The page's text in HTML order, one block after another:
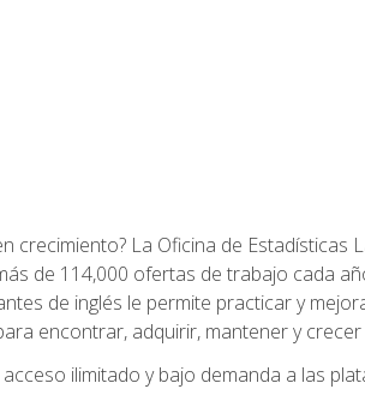
La Oficina de Estadísticas
de 114,000 ofertas de trabajo cada
de inglés le permite practicar y
encontrar, adquirir, mantener y
ilimitado y bajo demanda a las